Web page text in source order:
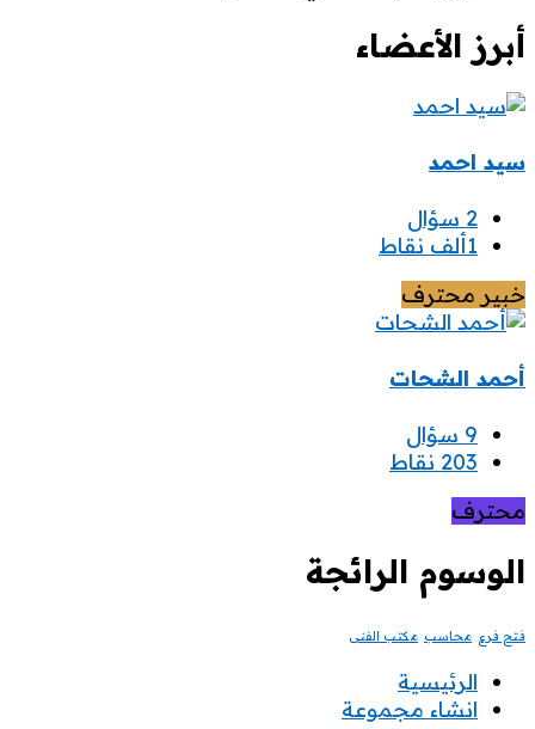
أبرز الأعضاء
سيد احمد
2 سؤال
1ألف
نقاط
خبير محترف
أحمد الشحات
9 سؤال
203 نقاط
محترف
الوسوم الرائجة
فتح فرع محاسب مكتب الفنى
أكتشاف
الرئيسية
انشاء مجموعة